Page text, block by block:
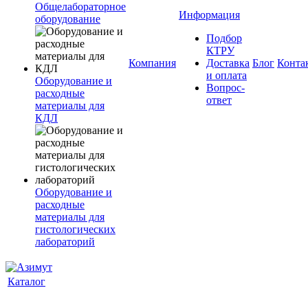
Общелабораторное
оборудование
Оборудование и
расходные
материалы для
КДЛ
Оборудование и
расходные
материалы для
гистологических
лабораторий
Компания
Информация
Подбор
КТРУ
Доставка
и оплата
Вопрос-
ответ
Блог
Каталог